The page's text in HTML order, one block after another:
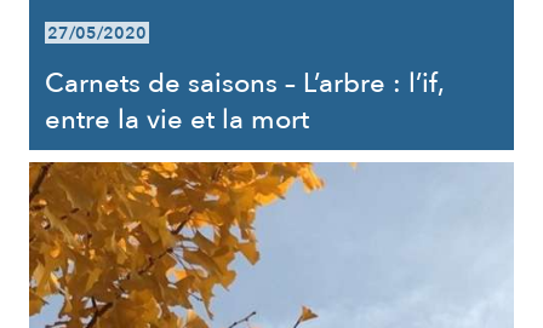
27/05/2020
Carnets de saisons – L’arbre : l’if,
entre la vie et la mort